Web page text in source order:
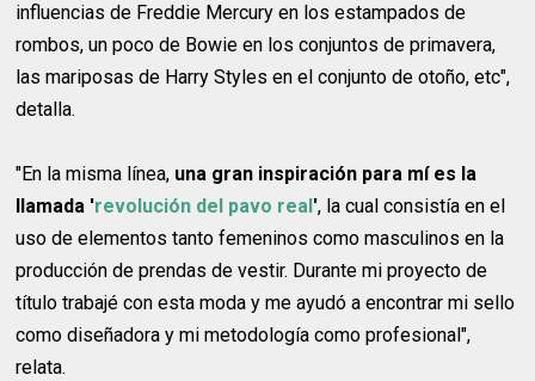
influencias de Freddie Mercury en los estampados de
rombos, un poco de Bowie en los conjuntos de primavera,
las mariposas de Harry Styles en el conjunto de otoño, etc",
detalla.
"En la misma línea, una gran inspiración para mí es la
llamada 'revolución del pavo real ', la cual consistía en el
uso de elementos tanto femeninos como masculinos en la
producción de prendas de vestir. Durante mi proyecto de
título trabajé con esta moda y me ayudó a encontrar mi sello
como diseñadora y mi metodología como profesional",
relata.